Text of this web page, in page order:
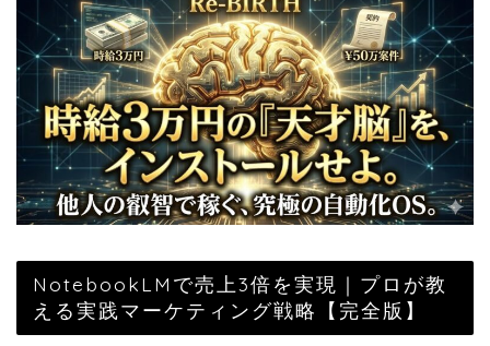
NotebookLMで売上3倍を実現｜プロが教
える実践マーケティング戦略【完全版】